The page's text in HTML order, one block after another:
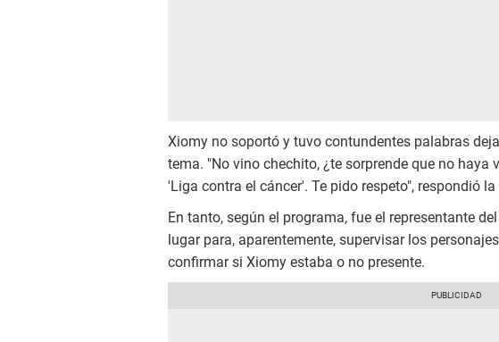
Xiomy no soportó y tuvo contundentes palabras
tema. "No vino chechito, ¿te sorprende que no haya
'Liga contra el cáncer'. Te pido respeto", respondió
En tanto, según el programa, fue el representante
lugar para, aparentemente, supervisar los
confirmar si Xiomy estaba o no presente.